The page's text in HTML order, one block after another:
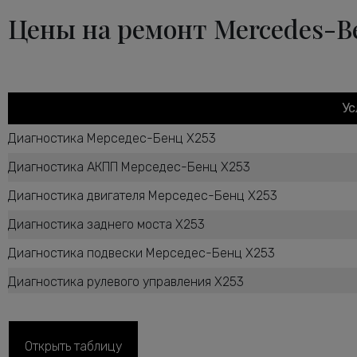
Цены на ремонт Mercedes-
Диагностика Мерседес-Бенц X253
Диагностика АКПП Мерседес-Бенц X253
Диагностика двигателя Мерседес-Бенц X253
Диагностика заднего моста X253
Диагностика подвески Мерседес-Бенц X253
Диагностика рулевого управления X253
Диагностика тормозной системы Мерседес-Бенц X253
Открыть таблицу